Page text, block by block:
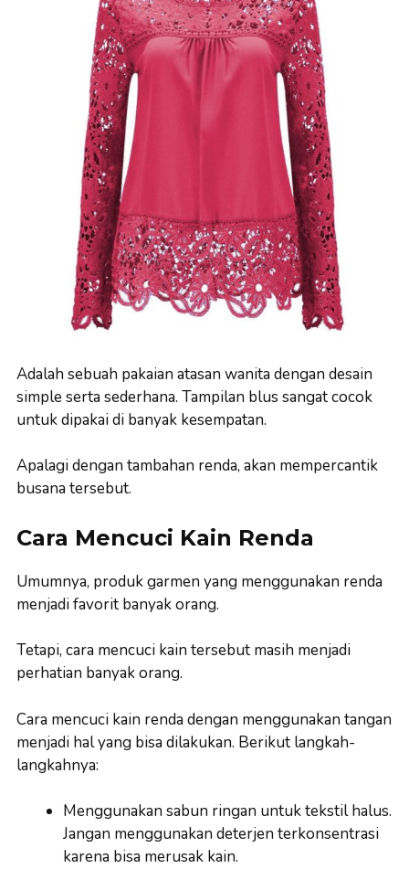
Adalah sebuah pakaian atasan wanita dengan desain
simple serta sederhana. Tampilan blus sangat cocok
untuk dipakai di banyak kesempatan.
Apalagi dengan tambahan renda, akan mempercantik
busana tersebut.
Cara Mencuci Kain Renda
Umumnya, produk garmen yang menggunakan renda
menjadi favorit banyak orang.
Tetapi, cara mencuci kain tersebut masih menjadi
perhatian banyak orang.
Cara mencuci kain renda dengan menggunakan tangan
menjadi hal yang bisa dilakukan. Berikut langkah-
langkahnya:
Menggunakan sabun ringan untuk tekstil halus.
Jangan menggunakan deterjen terkonsentrasi
karena bisa merusak kain.